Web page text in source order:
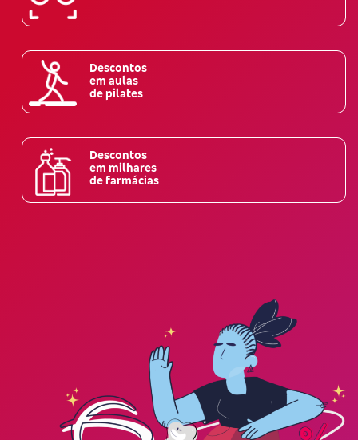
Descontos
em aulas
de pilates
Descontos
em milhares
de farmácias